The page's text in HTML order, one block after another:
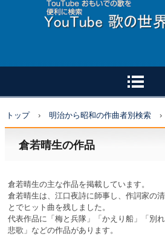
トップ › 明治から昭和の作曲者別検索 ›
倉若晴生の作品
倉若晴生の主な作品を掲載しています。
倉若晴生は、江口夜詩に師事し、作詞家の
とでヒット曲を残しました。
代表作品に「梅と兵隊」「かえり船」「別
悲歌」などの作品があります。